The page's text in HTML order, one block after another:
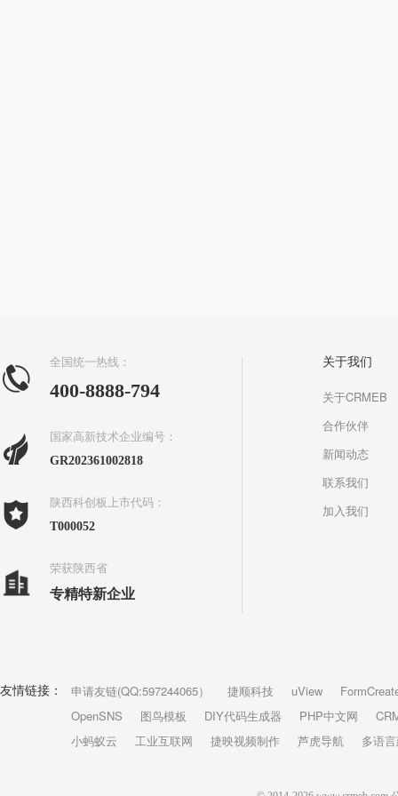
全国统一热线：
400-8888-794
国家高新技术企业编号：
GR202361002818
陕西科创板上市代码：
T000052
荣获陕西省
专精特新企业
关于我们
关于CRMEB
合作伙伴
新闻动态
联系我们
加入我们
友情链接： 申请友链(QQ:597244065） 捷顺科技 uView
OpenSNS
图鸟模板 DIY代码生成器 PHP中文网
小蚂蚁云
工业互联网 捷映视频制作 芦虎导航 多语